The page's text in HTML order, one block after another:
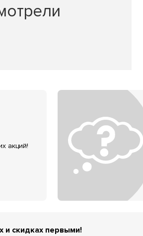
акций!
и скидках первыми!